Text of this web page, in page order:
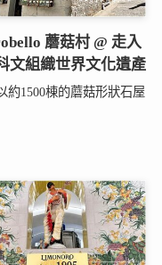
蘑菇村 @ 走入
文組織世界文化遺產
約1500棟的蘑菇形狀石屋